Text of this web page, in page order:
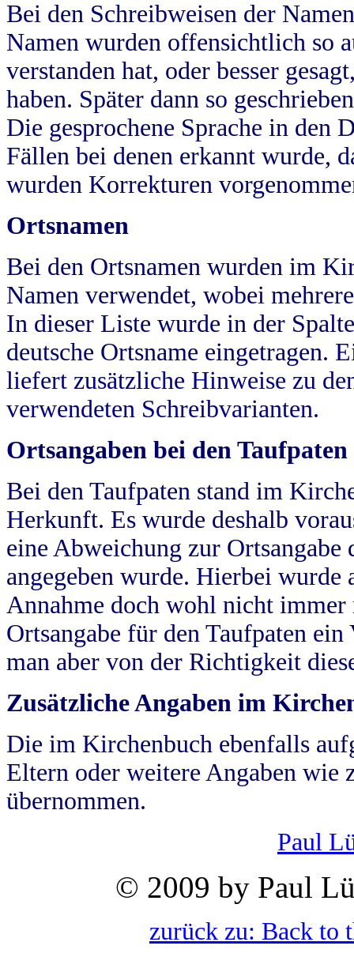
Bei den Schreibweisen der
Namen wurden offensichtlich so
verstanden hat, oder besser
haben. Später dann so
Die gesprochene Sprache in
Fällen bei denen erkannt wurde,
wurden Korrekturen
Ortsnamen
Bei den Ortsnamen wurden im
Namen verwendet, wobei
In dieser Liste wurde in der
deutsche Ortsname eingetragen.
liefert zusätzliche Hinweise zu
verwendeten Schreibvarianten.
Ortsangaben bei den Taufpaten
Bei den Taufpaten stand im
Herkunft. Es wurde deshalb
eine Abweichung zur
angegeben wurde. Hierbei wurde
Annahme doch wohl nicht
Ortsangabe für den Taufpaten
man aber von der Richtigkeit
Zusätzliche Angaben im
Die im Kirchenbuch ebenfalls
Eltern oder weitere Angaben wie
übernommen.
Paul
© 2009 by Paul
zurück zu: Back to